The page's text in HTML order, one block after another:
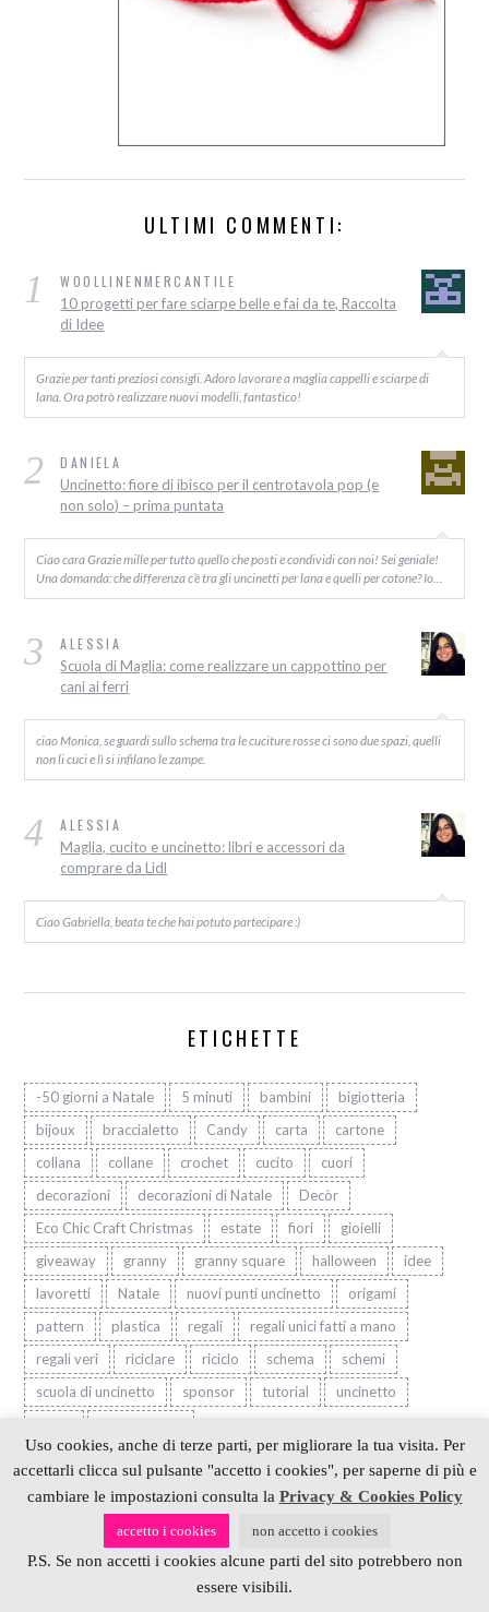
ULTIMI COMMENTI:
1 WOOLLINENMERCANTILE
10 progetti per fare sciarpe belle e fai da te, Raccolta
di Idee
Grazie per tanti preziosi consigli. Adoro lavorare a maglia cappelli e sciarpe di
lana. Ora potrò realizzare nuovi modelli, fantastico!
2 DANIELA
Uncinetto: fiore di ibisco per il centrotavola pop (e
non solo) – prima puntata
Ciao cara Grazie mille per tutto quello che posti e condividi con noi! Sei geniale!
Una domanda: che differenza c’è tra gli uncinetti per lana e quelli per cotone? Io…
3 ALESSIA
Scuola di Maglia: come realizzare un cappottino per
cani ai ferri
ciao Monica, se guardi sullo schema tra le cuciture rosse ci sono due spazi, quelli
non li cuci e lì si infilano le zampe.
4 ALESSIA
Maglia, cucito e uncinetto: libri e accessori da
comprare da Lidl
Ciao Gabriella, beata te che hai potuto partecipare :)
ETICHETTE
-50 giorni a Natale 5 minuti bambini
bigiotteria
bijoux
braccialetto Candy carta
cartone
collana
collane crochet cucito
cuori
decorazioni
decorazioni di Natale
Decòr
Eco Chic Craft Christmas
estate fiori
gioielli
giveaway
granny granny square halloween
idee
lavoretti
Natale nuovi punti uncinetto
origami
pattern
plastica regali
regali unici fatti a mano
regali veri
riciclare riciclo schema
schemi
scuola di uncinetto
sponsor tutorial
uncinetto
ARGOMENTI:
Uso cookies, anche di terze parti, per migliorare la tua visita. Per
accettarli clicca sul pulsante "accetto i cookies", per saperne di più e
cambiare le impostazioni consulta la Privacy & Cookies Policy
accetto i cookies non accetto i cookies
P.S. Se non accetti i cookies alcune parti del sito potrebbero non
essere visibili.